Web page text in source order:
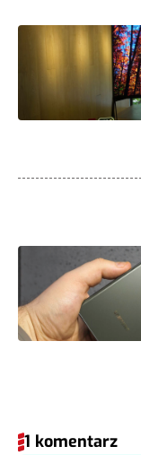
1 komentarz